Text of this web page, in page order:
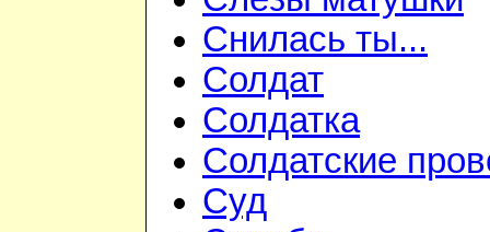
Снилась ты...
Солдат
Солдатка
Солдатские
Суд